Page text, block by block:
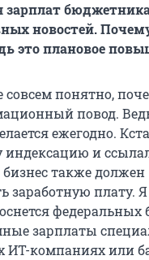
зарплат
новостей.
это плановое
понятно,
повод.
ежегодно.
индексацию и
также должен
заработную плату.
зарплаты
ИТ-компаниях или